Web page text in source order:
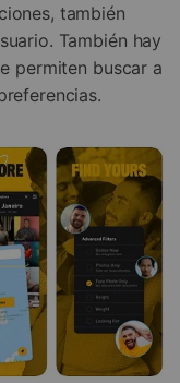
también
También hay
permiten buscar a